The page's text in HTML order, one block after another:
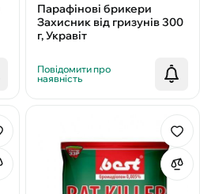
Парафінові брикери
Захисник від гризунів 300
г, Укравіт
Повідомити про
наявність